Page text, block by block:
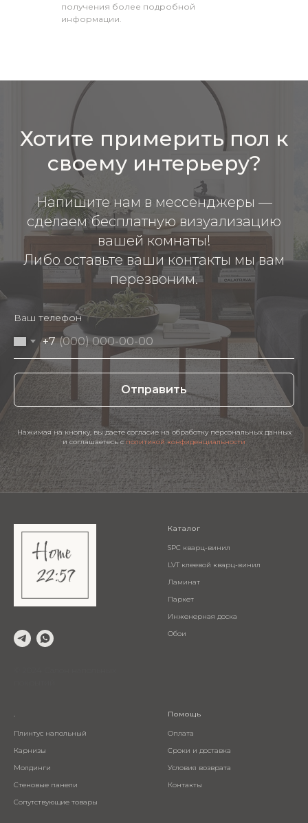
получения более подробной
информации.
Хотите примерить пол к
своему интерьеру?
Напишите нам в мессенджеры —
сделаем бесплатную визуализацию
вашей комнаты!
Либо оставьте ваши контакты мы вам
перезвоним.
Ваш телефон
+7
Отправить
Нажимая на кнопку, вы даете согласие на обработку персональных данных
и соглашаетесь c политикой конфиденциальности
Каталог
SPC кварц-винил
LVT клеевой кварц-винил
Ламинат
Паркет
Инженерная доска
Обои
.
Плинтус напольный
Карнизы
Молдинги
Стеновые панели
Сопутствующие товары
Помощь
Оплата
Сроки и доставка
Условия возврата
Контакты